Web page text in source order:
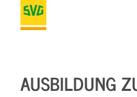
AUSBILDUNG